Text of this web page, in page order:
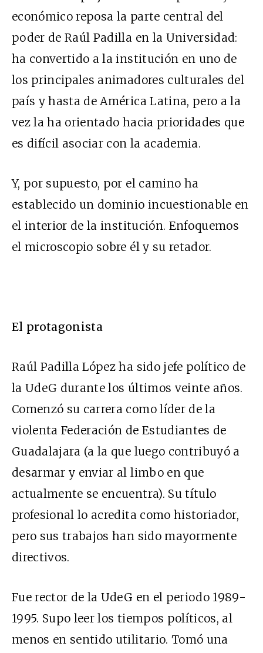
económico reposa la parte central del
poder de Raúl Padilla en la Universidad:
ha convertido a la institución en uno de
los principales animadores culturales del
país y hasta de América Latina, pero a la
vez la ha orientado hacia prioridades que
es difícil asociar con la academia.
Y, por supuesto, por el camino ha
establecido un dominio incuestionable en
el interior de la institución. Enfoquemos
el microscopio sobre él y su retador.
El protagonista
Raúl Padilla López ha sido jefe político de
la UdeG durante los últimos veinte años.
Comenzó su carrera como líder de la
violenta Federación de Estudiantes de
Guadalajara (a la que luego contribuyó a
desarmar y enviar al limbo en que
actualmente se encuentra). Su título
profesional lo acredita como historiador,
pero sus trabajos han sido mayormente
directivos.
Fue rector de la UdeG en el periodo 1989-
1995. Supo leer los tiempos políticos, al
menos en sentido utilitario. Tomó una